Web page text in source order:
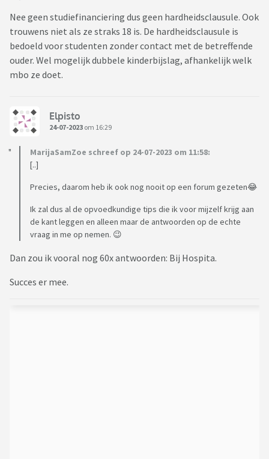
Nee geen studiefinanciering dus geen hardheidsclausule. Ook
trouwens niet als ze straks 18 is. De hardheidsclausule is
bedoeld voor studenten zonder contact met de betreffende
ouder. Wel mogelijk dubbele kinderbijslag, afhankelijk welk
mbo ze doet.
Elpisto
24-07-2023 om 16:29
MarijaSamZoe schreef op 24-07-2023 om 11:58:
[..]
Precies, daarom heb ik ook nog nooit op een forum gezeten😂
Ik zal dus al de opvoedkundige tips die ik voor mijzelf krijg aan
de kant leggen en alleen maar de antwoorden op de echte
vraag in me op nemen. 😉
Dan zou ik vooral nog 60x antwoorden: Bij Hospita.
Succes er mee.